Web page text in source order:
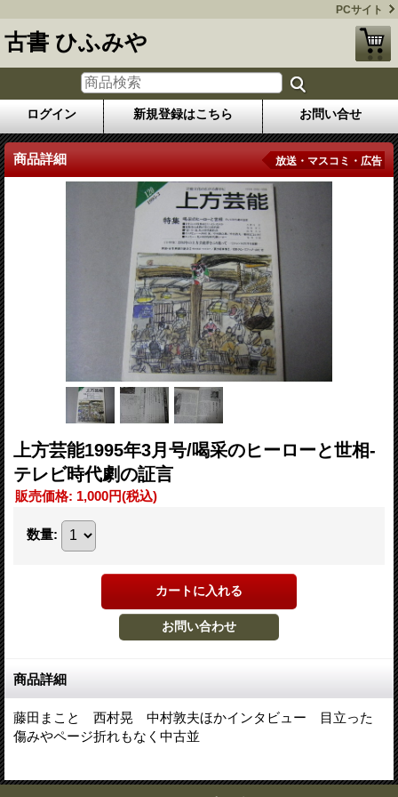
PCサイト
古書 ひふみや
ログイン 新規登録はこちら お問い合せ
商品詳細 放送・マスコミ・広告
上方芸能1995年3月号/喝采のヒーローと世相-
テレビ時代劇の証言
販売価格: 1,000円(税込)
数量:
商品詳細
藤田まこと 西村晃 中村敦夫ほかインタビュー 目立った
傷みやページ折れもなく中古並